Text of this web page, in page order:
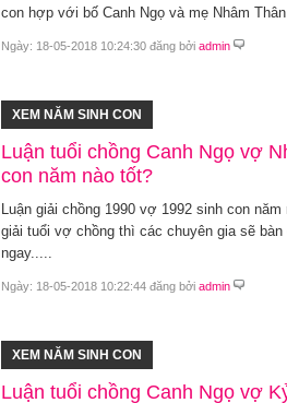
con hợp với bố Canh Ngọ và mẹ Nhâm Thân
Ngày: 18-05-2018 10:24:30 đăng bởi admin
XEM NĂM SINH CON
Luận tuổi chồng Canh Ngọ vợ
con năm nào tốt?
Luận giải chồng 1990 vợ 1992 sinh con
giải tuổi vợ chồng thì các chuyên gia sẽ
ngay.....
Ngày: 18-05-2018 10:22:44 đăng bởi admin
XEM NĂM SINH CON
Luận tuổi chồng Canh Ngọ vợ